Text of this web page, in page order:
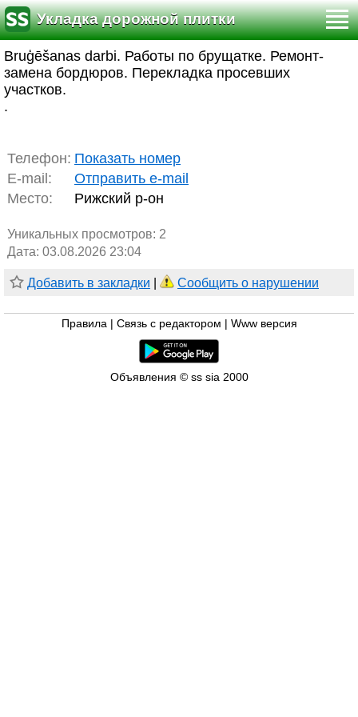
Укладка дорожной плитки
Bruģēšanas darbi. Работы по брущатке. Ремонт-
замена бордюров. Перекладка просевших
участков.
.
Телефон: Показать номер
E-mail:
Отправить e-mail
Место:
Рижский р-он
Уникальных просмотров: 2
Дата: 03.08.2026 23:04
Добавить в закладки Сообщить о нарушении
Правила Связь с редактором Www версия
Объявления © ss sia 2000